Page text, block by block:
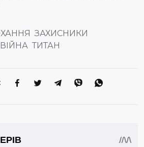
ЗАХИСНИКИ
ВІЙНА ТИТАН